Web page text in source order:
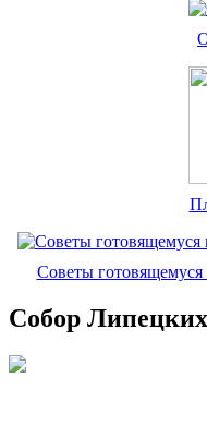
Советы
Собор